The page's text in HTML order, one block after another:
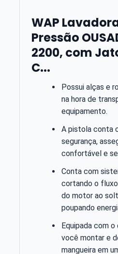
WAP
Pressão
2200, com
C...
Possui alças e
na hora de
equipamento.
A pistola conta
segurança,
confortável e
Conta com
cortando o
do motor ao
poupando
Equipada com
você montar e
mangueira em